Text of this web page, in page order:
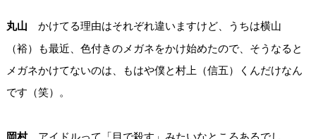
丸山 かけてる理由はそれぞれ違いますけど、うちは横山
（裕）も最近、色付きのメガネをかけ始めたので、そうなると
メガネかけてないのは、もはや僕と村上（信五）くんだけなん
です（笑）。